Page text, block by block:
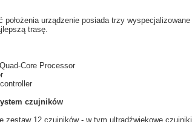
położeniaurządzenie posiada trzy wyspecjalizowane
trasę.
Core Processor
czujników
zestaw 12 czujników - w tym ultradźwiękowe czujniki